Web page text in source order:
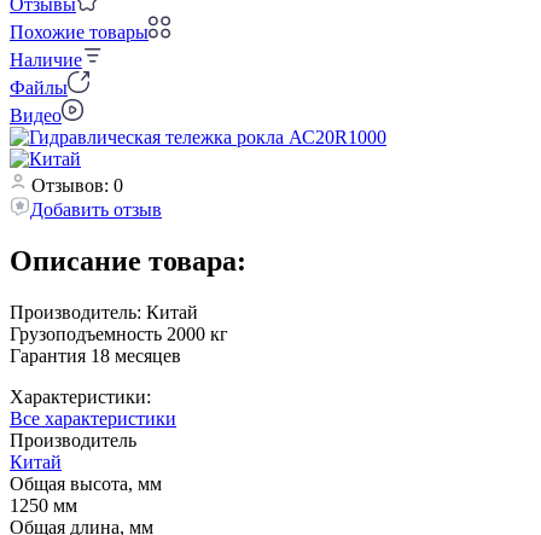
Похожие товары
Наличие
Файлы
Видео
Отзывов: 0
Добавить отзыв
Описание товара:
Производитель: Китай
Грузоподъемность 2000 кг
Гарантия 18 месяцев
Характеристики:
Все характеристики
Производитель
Китай
Общая высота, мм
1250 мм
Общая длина, мм